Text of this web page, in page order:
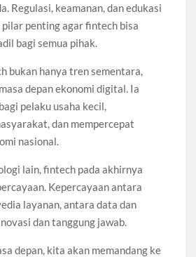
Regulasi, keamanan, dan edukasi
penting agar fintech bisa
bagi semua pihak.
bukan hanya tren sementara,
depan ekonomi digital. Ia
pelaku usaha kecil,
dan mempercepat
nasional.
lain, fintech pada akhirnya
Kepercayaan antara
layanan, antara data dan
dan tanggung jawab.
depan, kita akan memandang ke